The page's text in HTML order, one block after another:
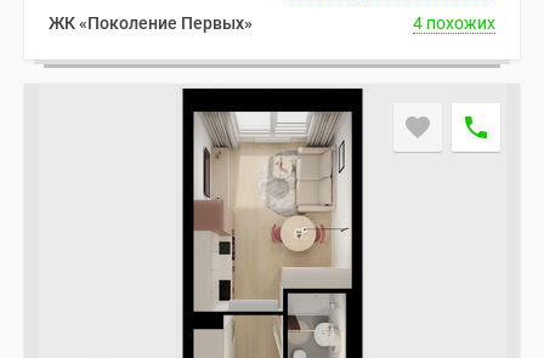
ЖК «Поколение Первых»
4 похожих